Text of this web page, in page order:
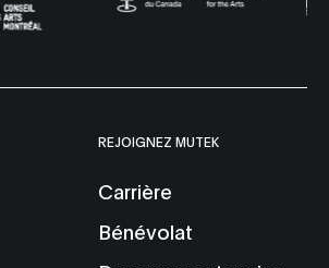
REJOIGNEZ MUTEK
Carrière
Bénévolat